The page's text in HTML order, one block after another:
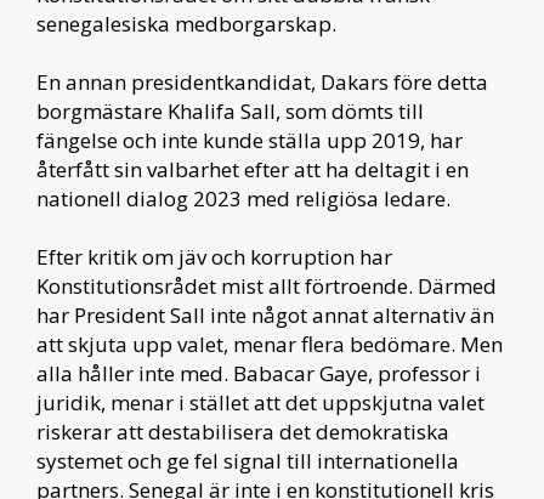
senegalesiska medborgarskap.
En annan presidentkandidat, Dakars före detta
borgmästare Khalifa Sall, som dömts till
fängelse och inte kunde ställa upp 2019, har
återfått sin valbarhet efter att ha deltagit i en
nationell dialog 2023 med religiösa ledare.
Efter kritik om jäv och korruption har
Konstitutionsrådet mist allt förtroende. Därmed
har President Sall inte något annat alternativ än
att skjuta upp valet, menar flera bedömare. Men
alla håller inte med. Babacar Gaye, professor i
juridik, menar i stället att det uppskjutna valet
riskerar att destabilisera det demokratiska
systemet och ge fel signal till internationella
partners. Senegal är inte i en konstitutionell kris